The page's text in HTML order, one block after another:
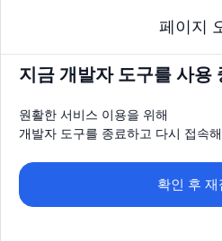
페이지
지금 개발자 도구를 사용
원활한 서비스 이용을 위해
개발자 도구를 종료하고 다시 접속
확인 후 재